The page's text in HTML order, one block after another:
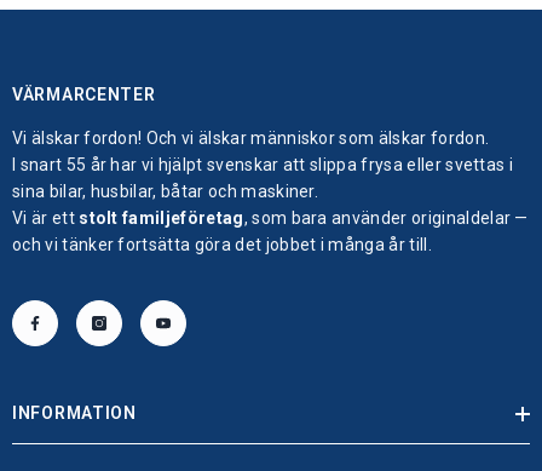
VÄRMARCENTER
Vi älskar fordon! Och vi älskar människor som älskar fordon.
I snart 55 år har vi hjälpt svenskar att slippa frysa eller svettas i
sina bilar, husbilar, båtar och maskiner.
Vi är ett stolt familjeföretag, som bara använder originaldelar —
och vi tänker fortsätta göra det jobbet i många år till.
INFORMATION